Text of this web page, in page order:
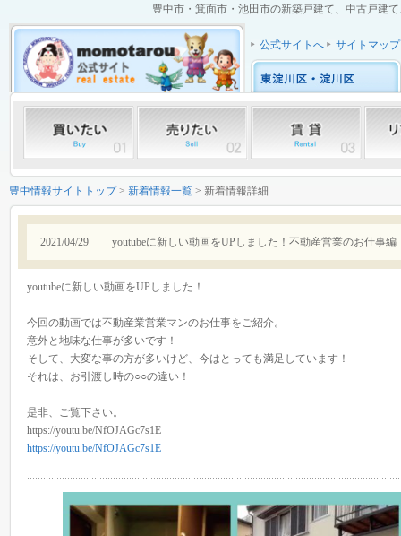
豊中市・箕面市・池田市の新築戸建て、中古戸建
公式サイトへ サイトマップ
豊中情報サイトトップ> 新着情報一覧 > 新着情報詳細
2021/04/29 youtubeに新しい動画をUPしました！不動産営業のお仕事編
youtubeに新しい動画をUPしました！
今回の動画では不動産業営業マンのお仕事をご紹介。
意外と地味な仕事が多いです！
そして、大変な事の方が多いけど、今はとっても満足しています！
それは、お引渡し時の○○の違い！
是非、ご覧下さい。
https://youtu.be/NfOJAGc7s1E
https://youtu.be/NfOJAGc7s1E